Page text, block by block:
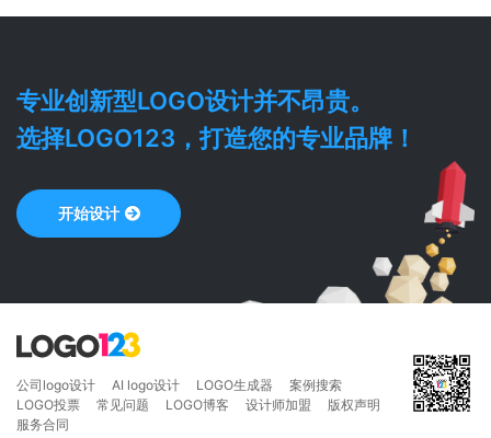
专业创新型LOGO设计并不昂贵。
选择LOGO123，打造您的专业品牌！
开始设计
公司logo设计 AI logo设计 LOGO生成器
案例搜索
LOGO投票
常见问题 LOGO博客 设计师加盟
版权声明
服务合同